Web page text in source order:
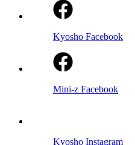
Kyosho Facebook
Mini-z Facebook
Kyosho Instagram